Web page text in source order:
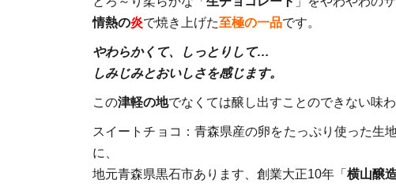
情熱の炎で焼き上げた至極の一品です。
やわらかくて、しっとりして…
しみじみとおいしさを感じます。
この津軽の地でなくては醸し出すことのできない味
スイートチョコ：青森県産の卵をたっぷり使った生
に、
地元青森県黒石市あります、創業大正10年「 横山醸